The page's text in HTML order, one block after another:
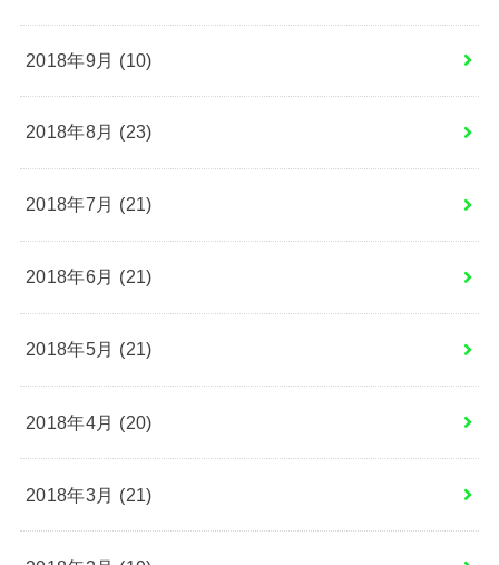
2018年9月 (10)
2018年8月 (23)
2018年7月 (21)
2018年6月 (21)
2018年5月 (21)
2018年4月 (20)
2018年3月 (21)